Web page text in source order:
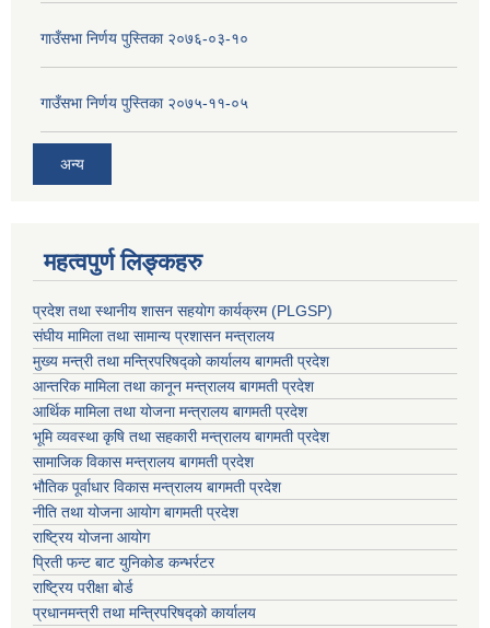
गाउँसभा निर्णय पुस्तिका २०७६-०३-१०
गाउँसभा निर्णय पुस्तिका २०७५-११-०५
अन्य
महत्वपुर्ण लिङ्कहरु
प्रदेश तथा स्थानीय शासन सहयाेग कार्यक्रम (PLGSP)
संघीय मामिला तथा सामान्य प्रशासन मन्त्रालय
मुख्य मन्त्री तथा मन्त्रिपरिषद्को कार्यालय बागमती प्रदेश
आन्तरिक मामिला तथा कानून मन्त्रालय बागमती प्रदेश
आर्थिक मामिला तथा योजना मन्त्रालय बागमती प्रदेश
भूमि व्यवस्था कृषि तथा सहकारी मन्त्रालय बागमती प्रदेश
सामाजिक विकास मन्त्रालय बागमती प्रदेश
भौतिक पूर्वाधार विकास मन्त्रालय बागमती प्रदेश
नीति तथा योजना आयोग बागमती प्रदेश
राष्ट्रिय योजना आयोग
प्रिती फन्ट बाट युनिकोड कन्भर्रटर
राष्ट्रिय परीक्षा बोर्ड
प्रधानमन्त्री तथा मन्त्रिपरिषद्को कार्यालय